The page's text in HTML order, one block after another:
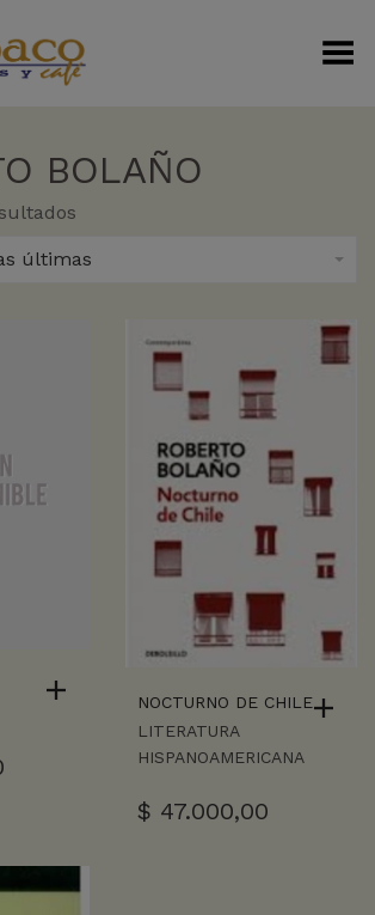
Menú Alterno
BOLAÑO
últimas
NOCTURNO DE CHILE
LITERATURA
HISPANOAMERICANA
$ 47.000,00